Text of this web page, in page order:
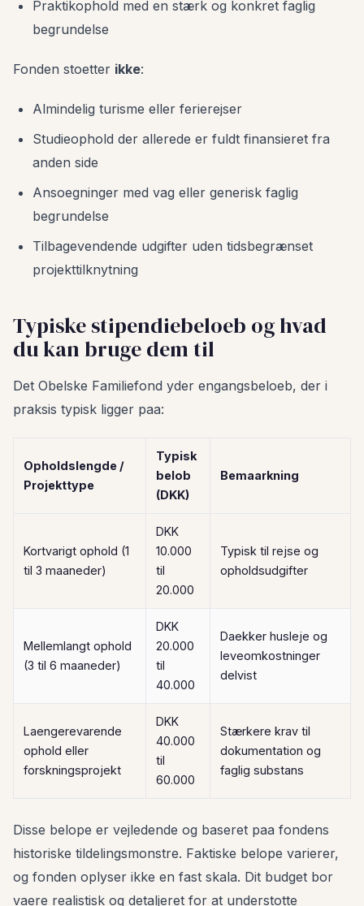
Praktikophold med en stærk og konkret faglig
begrundelse
Fonden stoetter ikke:
Almindelig turisme eller ferierejser
Studieophold der allerede er fuldt finansieret fra
anden side
Ansoegninger med vag eller generisk faglig
begrundelse
Tilbagevendende udgifter uden tidsbegrænset
projekttilknytning
Typiske stipendiebeloeb og hvad
du kan bruge dem til
Det Obelske Familiefond yder engangsbeloeb, der i
praksis typisk ligger paa:
Opholdslengde /
Projekttype
Typisk
belob
(DKK)
Bemaarkning
Kortvarigt ophold (1
til 3 maaneder)
DKK
10.000
til
20.000
Typisk til rejse og
opholdsudgifter
Mellemlangt ophold
(3 til 6 maaneder)
DKK
20.000
til
40.000
Daekker husleje og
leveomkostninger
delvist
Laengerevarende
ophold eller
forskningsprojekt
DKK
40.000
til
60.000
Stærkere krav til
dokumentation og
faglig substans
Disse belope er vejledende og baseret paa fondens
historiske tildelingsmonstre. Faktiske belope varierer,
og fonden oplyser ikke en fast skala. Dit budget bor
vaere realistisk og detaljeret for at understotte